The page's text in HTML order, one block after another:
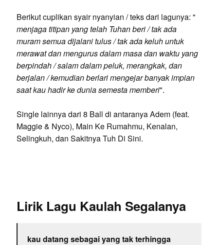
Berikut cuplikan syair nyanyian / teks dari lagunya: "
menjaga titipan yang telah Tuhan beri / tak ada
muram semua dijalani tulus / tak ada keluh untuk
merawat dan mengurus dalam masa dan waktu yang
berpindah / salam dalam peluk, merangkak, dan
berjalan / kemudian berlari mengejar banyak impian
saat kau hadir ke dunia semesta memberi".
Single lainnya dari 8 Ball di antaranya Adem (feat.
Maggie & Nyco), Main Ke Rumahmu, Kenalan,
Selingkuh, dan Sakitnya Tuh Di Sini.
Lirik Lagu Kaulah Segalanya
kau datang sebagai yang tak terhingga